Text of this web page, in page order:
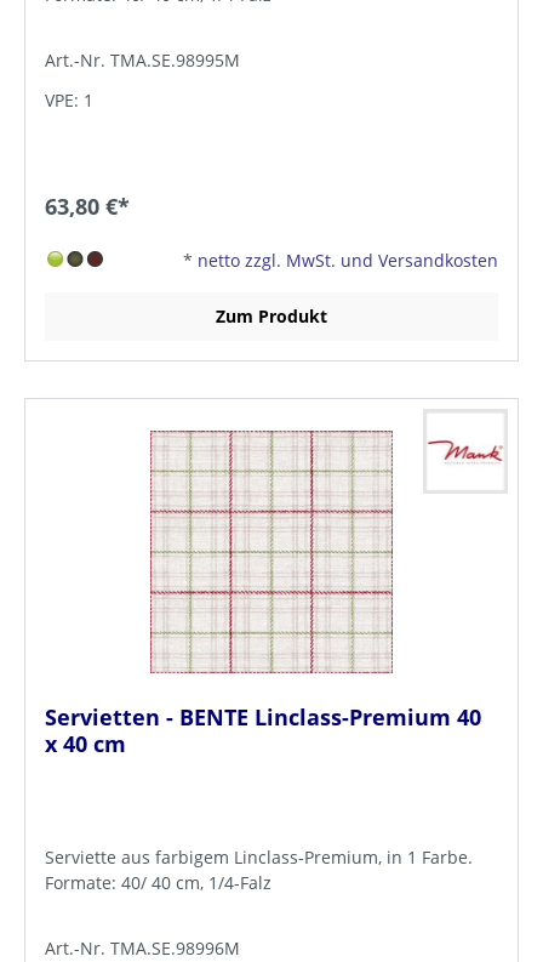
Art.-Nr. TMA.SE.98995M
VPE: 1
63,80 €*
* netto zzgl. MwSt. und Versandkosten
Zum Produkt
Servietten - BENTE Linclass-Premium 40
x 40 cm
Serviette aus farbigem Linclass-Premium, in 1 Farbe.
Formate: 40/ 40 cm, 1/4-Falz
Art.-Nr. TMA.SE.98996M